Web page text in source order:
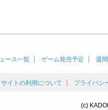
ース一覧 ゲーム発売予定 週
サイトの利用について プライバシ
(c)